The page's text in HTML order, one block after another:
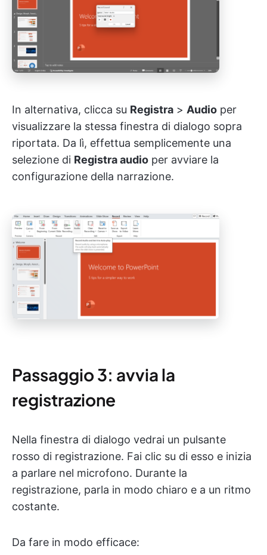
In alternativa, clicca su Registra > Audio per
visualizzare la stessa finestra di dialogo sopra
riportata. Da lì, effettua semplicemente una
selezione di Registra audio per avviare la
configurazione della narrazione.
Passaggio 3: avvia la
registrazione
Nella finestra di dialogo vedrai un pulsante
rosso di registrazione. Fai clic su di esso e inizia
a parlare nel microfono. Durante la
registrazione, parla in modo chiaro e a un ritmo
costante.
Da fare in modo efficace: